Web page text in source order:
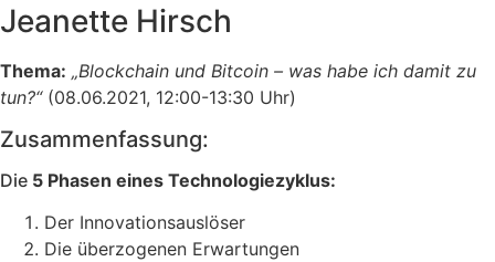
Jeanette Hirsch
Thema: „Blockchain und Bitcoin – was habe ich damit zu
tun?“(08.06.2021, 12:00-13:30 Uhr)
Zusammenfassung:
Die 5 Phasen eines Technologiezyklus:
Der Innovationsauslöser
Die überzogenen Erwartungen